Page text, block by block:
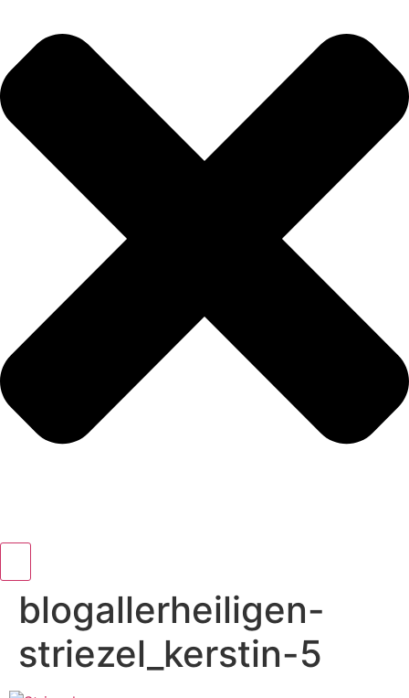
blogallerheiligen-
striezel_kerstin-5